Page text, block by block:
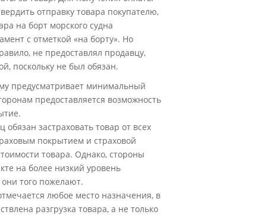
отправку товара покупателю,
на борт морского судна
с отметкой «на борту». Но
не предоставлял продавцу,
поскольку не был обязан.
предусматривает минимальный
предоставляется возможность
застраховать товар от всех
покрытием и страховой
товара. Однако, стороны
на более низкий уровень
того пожелают.
любое место назначения, в
разгрузка товара, а не только